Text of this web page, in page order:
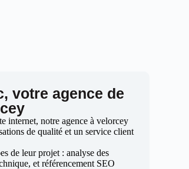
votre agence de
internet, notre agence à velorcey
de qualité et un service client
de leur projet : analyse des
et référencement SEO